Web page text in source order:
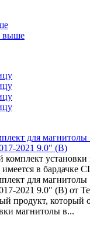
выше
для магнитолы
2021 9.0" (B)
установки
в бардачке
для магнитолы
2021 9.0" (B) от
продукт, который
магнитолы в...